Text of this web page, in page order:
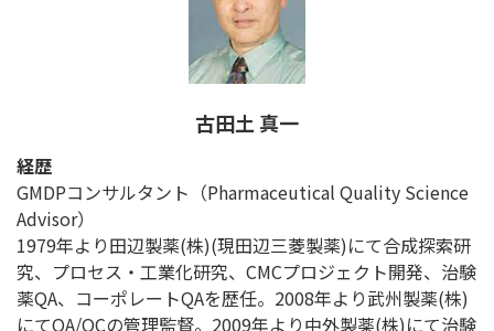
古田土 真一
経歴
GMDPコンサルタント（Pharmaceutical Quality Science
Advisor）
1979年より田辺製薬(株)(現田辺三菱製薬)にて合成探索研
究、プロセス・工業化研究、CMCプロジェクト開発、治験
薬QA、コーポレートQAを歴任。2008年より武州製薬(株)
にてQA/QCの管理監督。2009年より中外製薬(株)にて治験